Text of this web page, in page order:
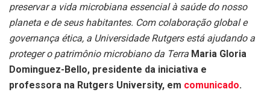
preservar a vida microbiana essencial à saúde do nosso
planeta e de seus habitantes. Com colaboração global e
governança ética, a Universidade Rutgers está ajudando a
proteger o patrimônio microbiano da Terra Maria Gloria
Dominguez-Bello, presidente da iniciativa e
professora na Rutgers University, em comunicado.